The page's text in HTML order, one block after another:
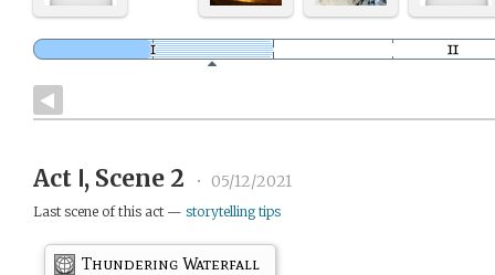
Act Ⅰ, Scene 2 • 05/12/2021
Last scene of this act — storytelling tips
Thundering Waterfall